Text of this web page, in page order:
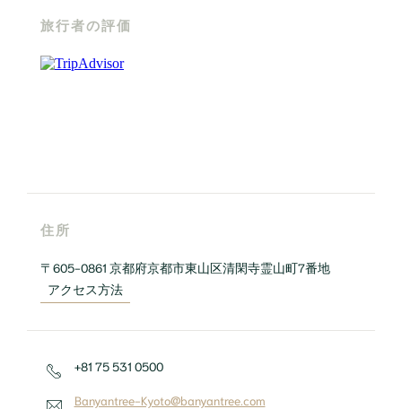
旅行者の評価
住所
〒605-0861 京都府京都市東山区清閑寺霊山町7番地
アクセス方法
+81 75 531 0500
Banyantree-Kyoto@banyantree.com